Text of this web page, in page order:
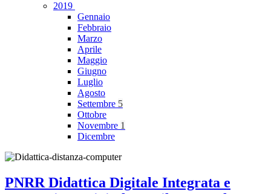
2019
Gennaio
Febbraio
Marzo
Aprile
Maggio
Giugno
Luglio
Agosto
Settembre 5
Ottobre
Novembre 1
Dicembre
PNRR Didattica Digitale Integrata e